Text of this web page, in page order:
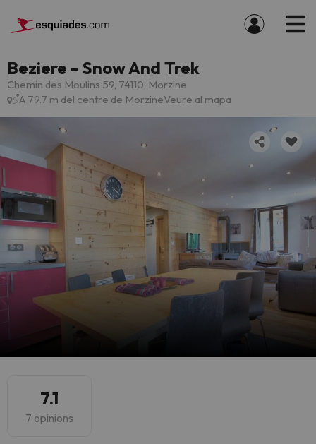
Beziere - Snow And Trek
Chemin des Moulins 59, 74110, Morzine
A 79.7 m del centre de MorzineVeure al mapa
7.1
7 opinions